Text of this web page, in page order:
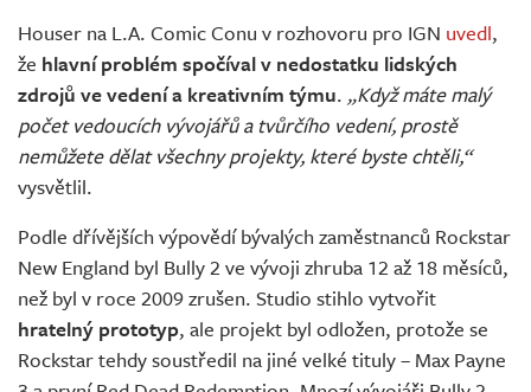
Houser na L.A. Comic Conu v rozhovoru pro IGN uvedl,
že hlavní problém spočíval v nedostatku lidských
zdrojů ve vedení a kreativním týmu. „Když máte malý
počet vedoucích vývojářů a tvůrčího vedení, prostě
nemůžete dělat všechny projekty, které byste chtěli,“
vysvětlil.
Podle dřívějších výpovědí bývalých zaměstnanců Rockstar
New England byl Bully 2 ve vývoji zhruba 12 až 18 měsíců,
než byl v roce 2009 zrušen. Studio stihlo vytvořit
hratelný prototyp, ale projekt byl odložen, protože se
Rockstar tehdy soustředil na jiné velké tituly – Max Payne